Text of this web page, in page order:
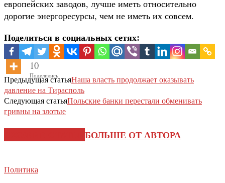
европейских заводов, лучше иметь относительно
дорогие энергоресурсы, чем не иметь их совсем.
Поделиться в социальных сетях:
10
Поделились
Предыдущая статьяНаша власть продолжает оказывать
давление на Тирасполь
Следующая статьяПольские банки перестали обменивать
гривны на злотые
БОЛЬШЕ ОТ АВТОРА
Политика